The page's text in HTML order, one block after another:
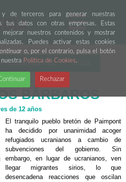
y de terceros para generar nuestras
tus datos con otras empresas. Estas
nuestros contenidos y mostrar
Puedes activar estas cookies
o, por el contrario, pulsa el botón
Política de Cookies.
Rechazar
PRÓXIMAMENTE VOSE
BÁRBAROS
de 12 años
El tranquilo pueblo bretón de Paimpont
ha decidido por unanimidad acoger
refugiados ucranianos a cambio de
subvenciones del gobierno. Sin
embargo, en lugar de ucranianos, ven
llegar migrantes sirios, lo que
desencadena reacciones que oscilan